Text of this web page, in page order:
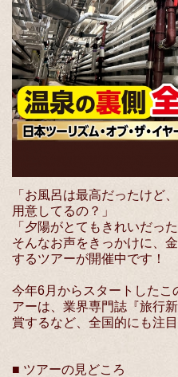
「お風呂は最高だったけど
用意してるの？」
「夕陽がとてもきれいだっ
そんなお声をきっかけに、
するツアーが開催中です！
今年6月からスタートしたこ
アーは、業界専門誌『旅行
賞するなど、全国的にも注
■ ツアーの見どころ